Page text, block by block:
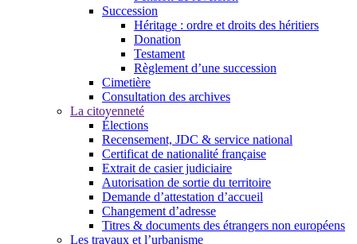
Succession
Héritage : ordre et droits des héritiers
Donation
Testament
Règlement d’une succession
Cimetière
Consultation des archives
La citoyenneté
Élections
Recensement, JDC & service national
Certificat de nationalité française
Extrait de casier judiciaire
Autorisation de sortie du territoire
Demande d’attestation d’accueil
Changement d’adresse
Titres & documents des étrangers non européens
Les travaux et l’urbanisme